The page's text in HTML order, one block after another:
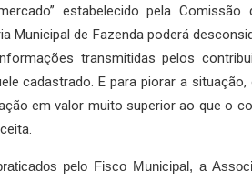
estabelecido pela Comissão
Municipal de Fazenda poderá
transmitidas pelos
cadastrado. E para piorar a
em valor muito superior ao que o
pelo Fisco Municipal, a